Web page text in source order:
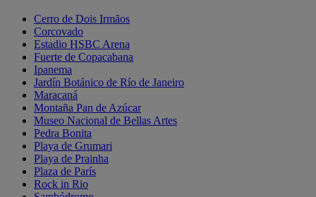
Cerro de Dois Irmãos
Corcovado
Estadio HSBC Arena
Fuerte de Copacabana
Ipanema
Jardín Botánico de Río de Janeiro
Maracaná
Montaña Pan de Azúcar
Museo Nacional de Bellas Artes
Pedra Bonita
Playa de Grumari
Playa de Prainha
Plaza de París
Rock in Rio